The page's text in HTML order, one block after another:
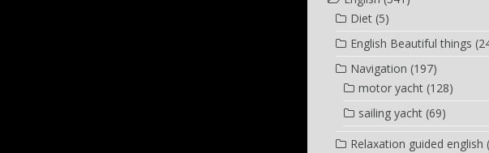
Diet (5)
English Beautiful things
Navigation (197)
motor yacht (128)
sailing yacht (69)
Relaxation guided english